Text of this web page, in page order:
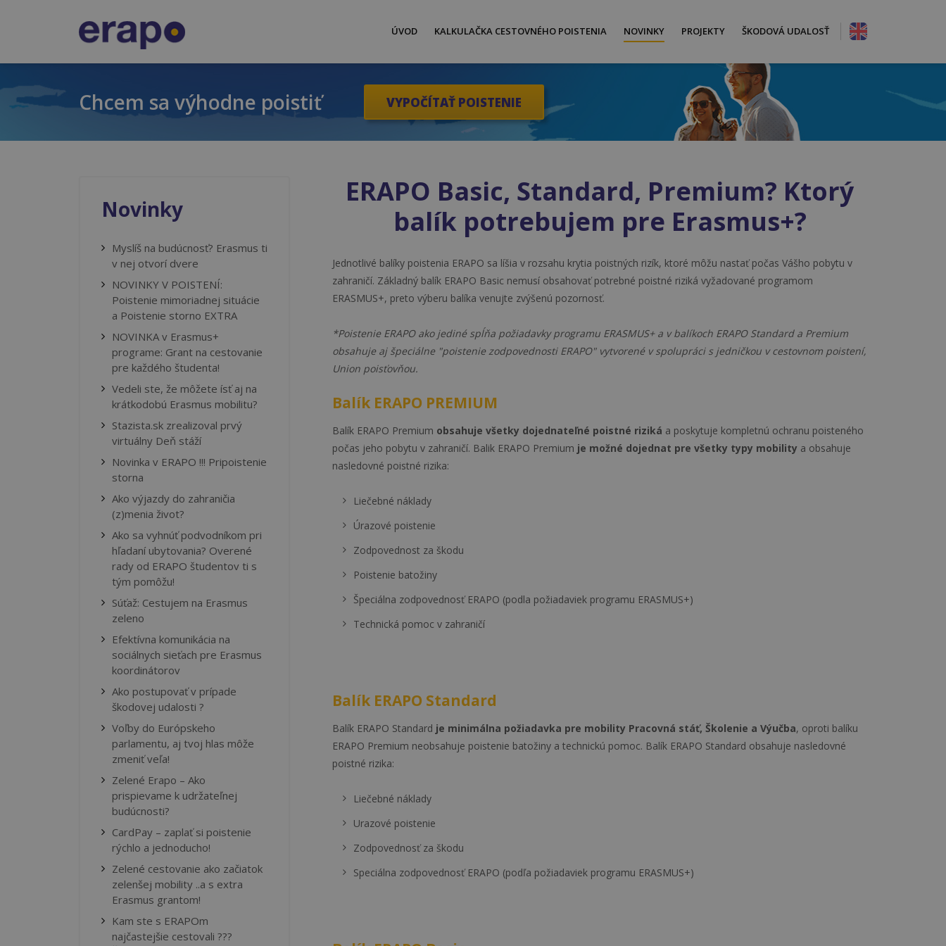
ÚVOD KALKULAČKA CESTOVNÉHO POISTENIA NOVINKY PROJEKTY ŠKODOVÁ UDALOSŤ
Chcem sa výhodne poistiť VYPOČÍTAŤ POISTENIE
Novinky
Myslíš na budúcnosť? Erasmus ti
v nej otvorí dvere
NOVINKY V POISTENÍ:
Poistenie mimoriadnej situácie
a Poistenie storno EXTRA
NOVINKA v Erasmus+
programe: Grant na cestovanie
pre každého študenta!
Vedeli ste, že môžete ísť aj na
krátkodobú Erasmus mobilitu?
Stazista.sk zrealizoval prvý
virtuálny Deň stáží
Novinka v ERAPO !!! Pripoistenie
storna
Ako výjazdy do zahraničia
(z)menia život?
Ako sa vyhnúť podvodníkom pri
hľadaní ubytovania? Overené
rady od ERAPO študentov ti s
tým pomôžu!
Súťaž: Cestujem na Erasmus
zeleno
Efektívna komunikácia na
sociálnych sieťach pre Erasmus
koordinátorov
Ako postupovať v prípade
škodovej udalosti ?
Voľby do Európskeho
parlamentu, aj tvoj hlas môže
zmeniť veľa!
Zelené Erapo – Ako
prispievame k udržateľnej
budúcnosti?
CardPay – zaplať si poistenie
rýchlo a jednoducho!
Zelené cestovanie ako začiatok
zelenšej mobility ..a s extra
Erasmus grantom!
Kam ste s ERAPOm
najčastejšie cestovali ???
ERAPO Basic, Standard, Premium? Ktorý
balík potrebujem pre Erasmus+?
Jednotlivé balíky poistenia ERAPO sa líšia v rozsahu krytia poistných rizík, ktoré môžu nastať počas Vášho pobytu v
zahraničí. Základný balík ERAPO Basic nemusí obsahovať potrebné poistné riziká vyžadované programom
ERASMUS+, preto výberu balíka venujte zvýšenú pozornosť.
*Poistenie ERAPO ako jediné spĺňa požiadavky programu ERASMUS+ a v balíkoch ERAPO Standard a Premium
obsahuje aj špeciálne "poistenie zodpovednosti ERAPO" vytvorené v spolupráci s jedničkou v cestovnom poistení,
Union poisťovňou.
Balík ERAPO PREMIUM
Balík ERAPO Premium obsahuje všetky dojednateľné poistné riziká a poskytuje kompletnú ochranu poisteného
počas jeho pobytu v zahraničí. Balik ERAPO Premium je možné dojednat pre všetky typy mobility a obsahuje
nasledovné poistné rizika:
Liečebné náklady
Úrazové poistenie
Zodpovednost za škodu
Poistenie batožiny
Špeciálna zodpovednosť ERAPO (podla požiadaviek programu ERASMUS+)
Technická pomoc v zahraničí
Balík ERAPO Standard
Balík ERAPO Standard je minimálna požiadavka pre mobility Pracovná stáť, Školenie a Výučba, oproti balíku
ERAPO Premium neobsahuje poistenie batožiny a technickú pomoc. Balík ERAPO Standard obsahuje nasledovné
poistné rizika:
Liečebné náklady
Urazové poistenie
Zodpovednosť za škodu
Speciálna zodpovednosť ERAPO (podľa požiadaviek programu ERASMUS+)